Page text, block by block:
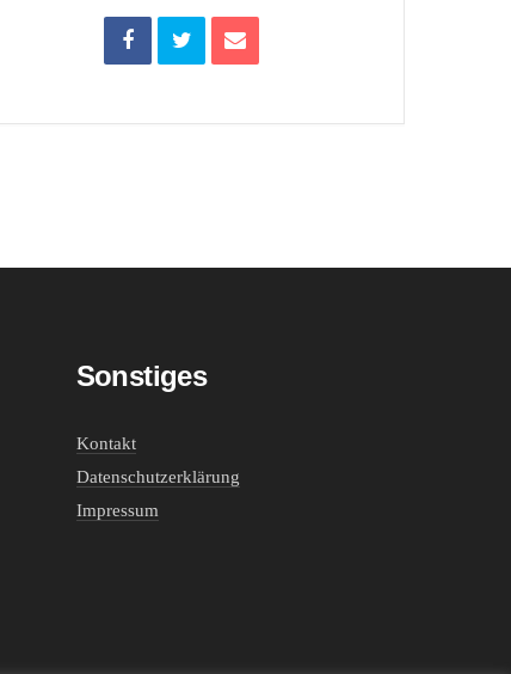
Sonstiges
Kontakt
Datenschutzerklärung
Impressum